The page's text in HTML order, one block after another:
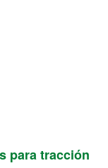
para tracción